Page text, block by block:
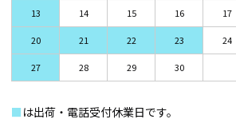
13 14 15 16 17
20 21 22 23 24
27 28 29 30
■ は出荷・電話受付休業日です。